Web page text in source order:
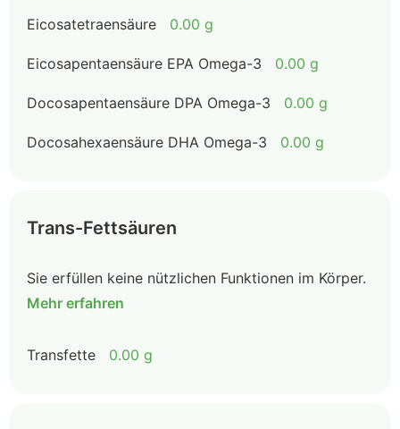
Eicosatetraensäure 0.00 g
Eicosapentaensäure EPA Omega-3 0.00 g
Docosapentaensäure DPA Omega-3 0.00 g
Docosahexaensäure DHA Omega-3 0.00 g
Trans-Fettsäuren
Sie erfüllen keine nützlichen Funktionen im Körper.
Mehr erfahren
Transfette 0.00 g